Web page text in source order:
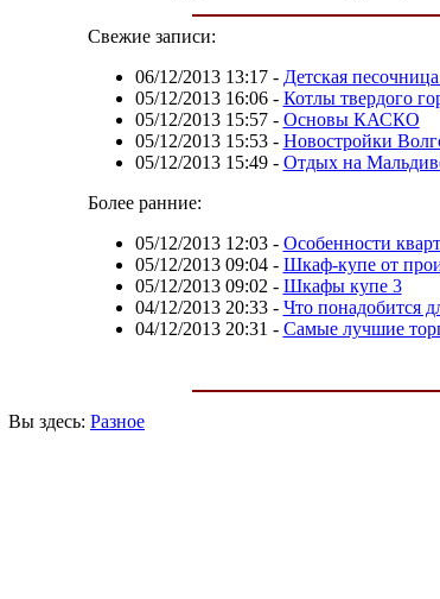
Свежие записи:
06/12/2013 13:17- Детская
05/12/2013 16:06- Котлы твердого
05/12/2013 15:57- Основы КАСКО
05/12/2013 15:53- Новостройки
05/12/2013 15:49- Отдых на
Более ранние:
05/12/2013 12:03- Особенности
05/12/2013 09:04- Шкаф-купе от
05/12/2013 09:02 - Шкафы купе 3
04/12/2013 20:33- Что понадобится
04/12/2013 20:31 - Самые лучшие
Вы здесь: Разное